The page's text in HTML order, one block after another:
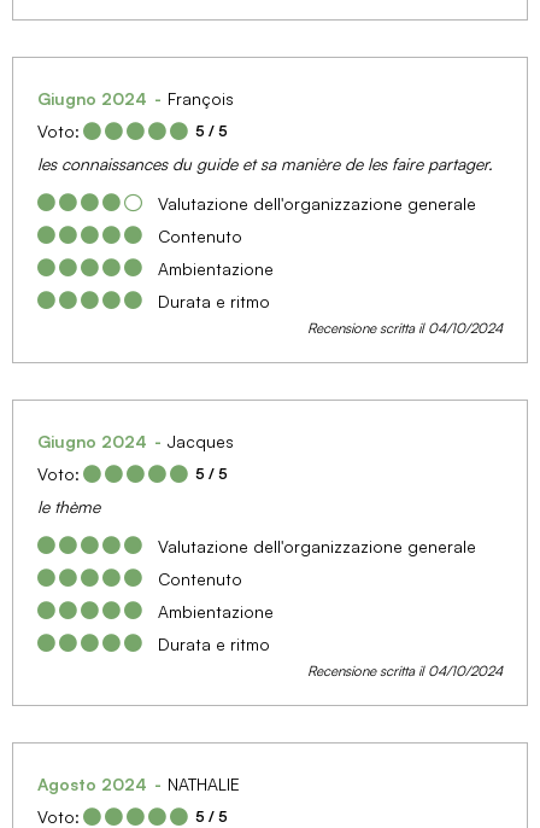
Giugno 2024
François
Voto:
5 / 5
les connaissances du guide et sa manière de les faire partager.
Valutazione dell'organizzazione generale
Contenuto
Ambientazione
Durata e ritmo
Recensione scritta il 04/10/2024
Giugno 2024
Jacques
Voto:
5 / 5
le thème
Valutazione dell'organizzazione generale
Contenuto
Ambientazione
Durata e ritmo
Recensione scritta il 04/10/2024
Agosto 2024
NATHALIE
Voto:
5 / 5